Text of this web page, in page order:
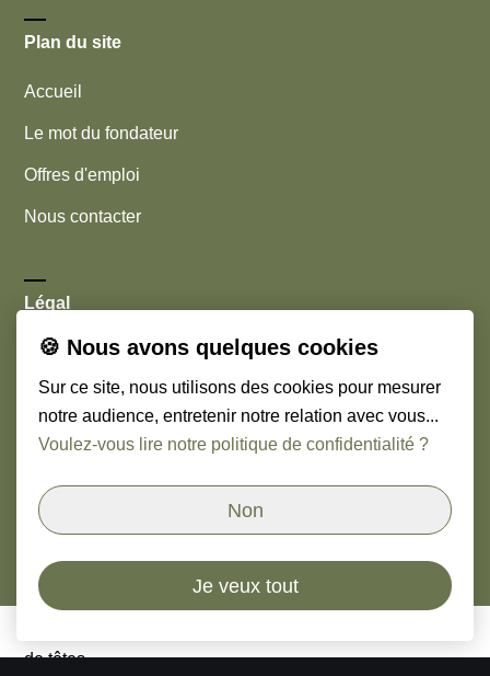
Plan du site
Accueil
Le mot du fondateur
Offres d'emploi
Nous contacter
Légal
Cookies
Mentions légales
Linkedin
de têtes
🍪 Nous avons quelques cookies
Sur ce site, nous utilisons des cookies pour mesurer
notre audience, entretenir notre relation avec vous...
Voulez-vous lire notre politique de confidentialité ?
Non
Je veux tout